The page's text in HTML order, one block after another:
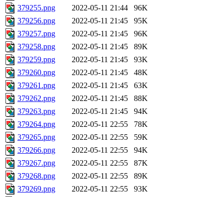
379255.png
2022-05-11 21:44
96K
379256.png
2022-05-11 21:45
95K
379257.png
2022-05-11 21:45
96K
379258.png
2022-05-11 21:45
89K
379259.png
2022-05-11 21:45
93K
379260.png
2022-05-11 21:45
48K
379261.png
2022-05-11 21:45
63K
379262.png
2022-05-11 21:45
88K
379263.png
2022-05-11 21:45
94K
379264.png
2022-05-11 22:55
78K
379265.png
2022-05-11 22:55
59K
379266.png
2022-05-11 22:55
94K
379267.png
2022-05-11 22:55
87K
379268.png
2022-05-11 22:55
89K
379269.png
2022-05-11 22:55
93K